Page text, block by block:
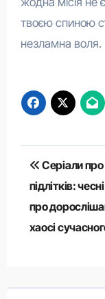
твоєю спиною
незламна воля.
Навігація
записів
Серіали про
підлітків: чесні
про
хаосі